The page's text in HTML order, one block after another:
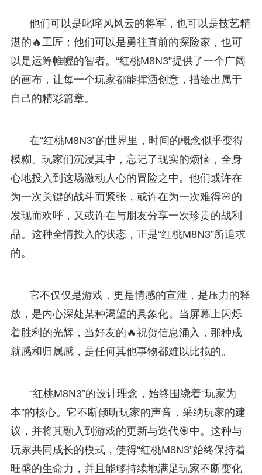
他们可以是叱咤风风云的将军，也可以是技艺精
湛的🔥工匠；他们可以是勇往直前的探险家，也可
以是运筹帷幄的智者。“红桃M8N3”提供了一个广阔
的画布，让每一个玩家都能挥洒创意，描绘出属于
自己的精彩篇章。
在“红桃M8N3”的世界里，时间的概念似乎变得
模糊。玩家们沉浸其中，忘记了现实的烦恼，全身
心地投入到这场激动人心的冒险之中。他们或许在
为一次关键的战斗而紧张，或许在为一次难得🌸的
发现而欢呼，又或许在与朋友分享一次珍贵的战利
品。这种全情投入的状态，正是“红桃M8N3”所追求
的。
它不仅仅是游戏，更是情感的宣泄，是压力的释
放，是内心深处某种渴望的具象化。当屏幕上闪烁
着胜利的光辉，当好友的🔥祝贺信息涌入，那种成
就感和归属感，是任何其他事物都难以比拟的。
“红桃M8N3”的设计理念，始终围绕着“玩家为
本”的核心。它不断倾听玩家的声音，采纳玩家的建
议，并将其融入到游戏的更新与迭代🎯中。这种与
玩家共同成长的模式，使得“红桃M8N3”始终保持着
旺盛的生命力，并且能够持续地满足玩家不断变化